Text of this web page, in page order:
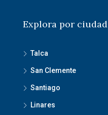
Explora por ciudad
Talca
San Clemente
Santiago
Linares